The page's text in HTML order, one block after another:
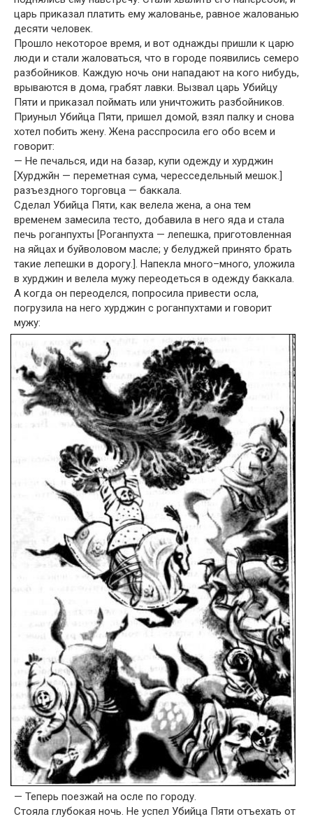
царь приказал платить ему жалованье, равное жалованью
десяти человек.
Прошло некоторое время, и вот однажды пришли к царю
люди и стали жаловаться, что в городе появились семеро
разбойников. Каждую ночь они нападают на кого нибудь,
врываются в дома, грабят лавки. Вызвал царь Убийцу
Пяти и приказал поймать или уничтожить разбойников.
Приуныл Убийца Пяти, пришел домой, взял палку и снова
хотел побить жену. Жена расспросила его обо всем и
говорит:
— Не печалься, иди на базар, купи одежду и хурджин
[Хурджйн — переметная сума, чересседельный мешок.]
разъездного торговца — баккала.
Сделал Убийца Пяти, как велела жена, а она тем
временем замесила тесто, добавила в него яда и стала
печь роганпухты [Роганпухта — лепешка, приготовленная
на яйцах и буйволовом масле; у белуджей принято брать
такие лепешки в дорогу.]. Напекла много–много, уложила
в хурджин и велела мужу переодеться в одежду баккала.
А когда он переоделся, попросила привести осла,
погрузила на него хурджин с роганпухтами и говорит
мужу:
— Теперь поезжай на осле по городу.
Стояла глубокая ночь. Не успел Убийца Пяти отъехать от